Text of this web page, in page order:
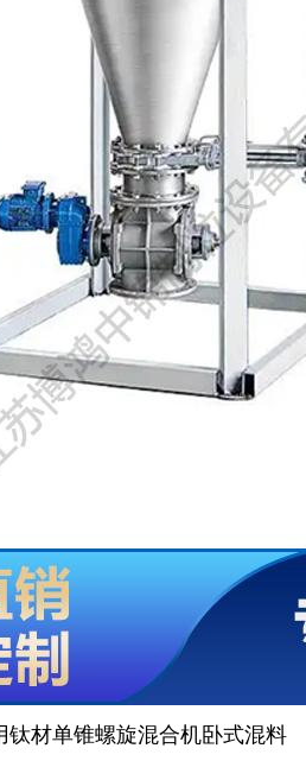
钛材单锥螺旋混合机卧式混料